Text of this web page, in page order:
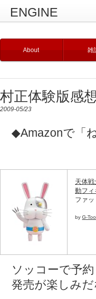
ENGINE
About 雑
村正体験版感
2009-05/23
◆Amazonで「
天体
動フィ
ファ
by G-
ソッコーで予約
発売が楽しみだ